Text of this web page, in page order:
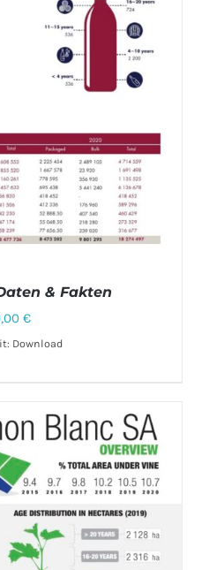
& Fakten
€
Download